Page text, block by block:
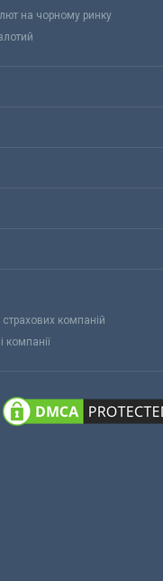
на чорному ринку
страхових компаній
компанії